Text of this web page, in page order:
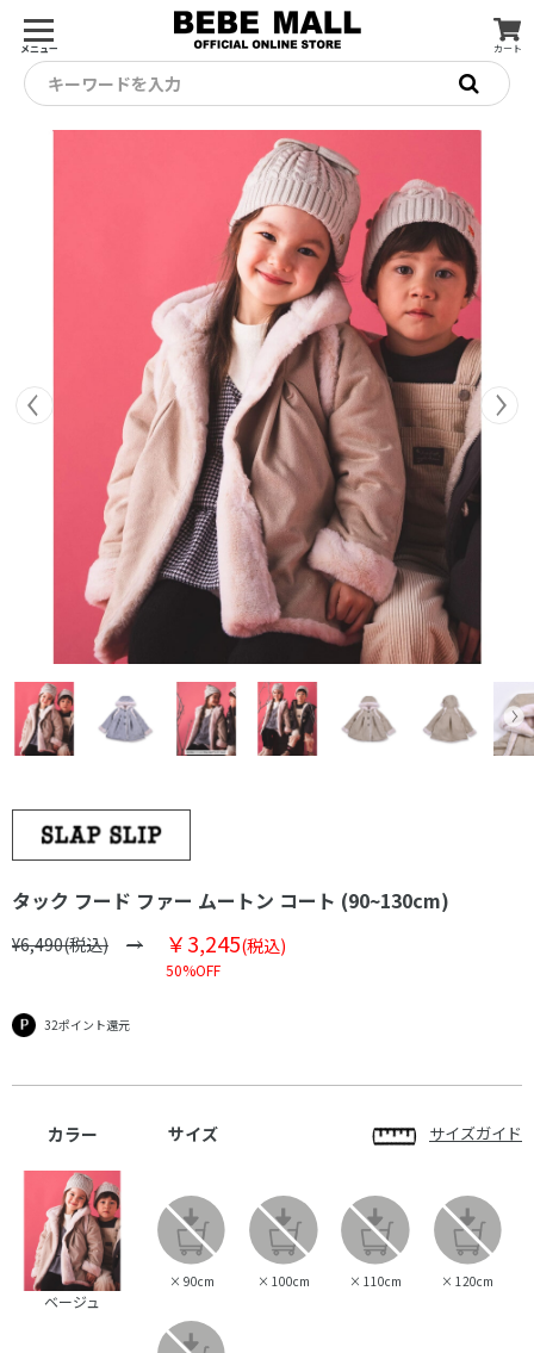
メニュー カート
キーワードを入力
タック フード ファー ムートン コート (90~130cm)
¥6,490(税込) ￥3,245(税込)
50%OFF
32ポイント還元
カラー サイズ サイズガイド
ベージュ
× 90cm × 100cm × 110cm × 120cm